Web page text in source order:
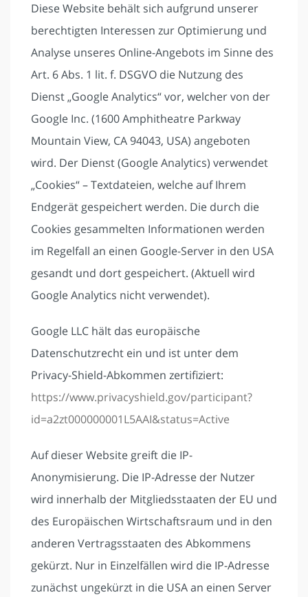
Diese Website behält sich aufgrund unserer
berechtigten Interessen zur Optimierung und
Analyse unseres Online-Angebots im Sinne des
Art. 6 Abs. 1 lit. f. DSGVO die Nutzung des
Dienst „Google Analytics“ vor, welcher von der
Google Inc. (1600 Amphitheatre Parkway
Mountain View, CA 94043, USA) angeboten
wird. Der Dienst (Google Analytics) verwendet
„Cookies“ – Textdateien, welche auf Ihrem
Endgerät gespeichert werden. Die durch die
Cookies gesammelten Informationen werden
im Regelfall an einen Google-Server in den USA
gesandt und dort gespeichert. (Aktuell wird
Google Analytics nicht verwendet).
Google LLC hält das europäische
Datenschutzrecht ein und ist unter dem
Privacy-Shield-Abkommen zertifiziert:
https://www.privacyshield.gov/participant?
id=a2zt000000001L5AAI&status=Active
Auf dieser Website greift die IP-
Anonymisierung. Die IP-Adresse der Nutzer
wird innerhalb der Mitgliedsstaaten der EU und
des Europäischen Wirtschaftsraum und in den
anderen Vertragsstaaten des Abkommens
gekürzt. Nur in Einzelfällen wird die IP-Adresse
zunächst ungekürzt in die USA an einen Server